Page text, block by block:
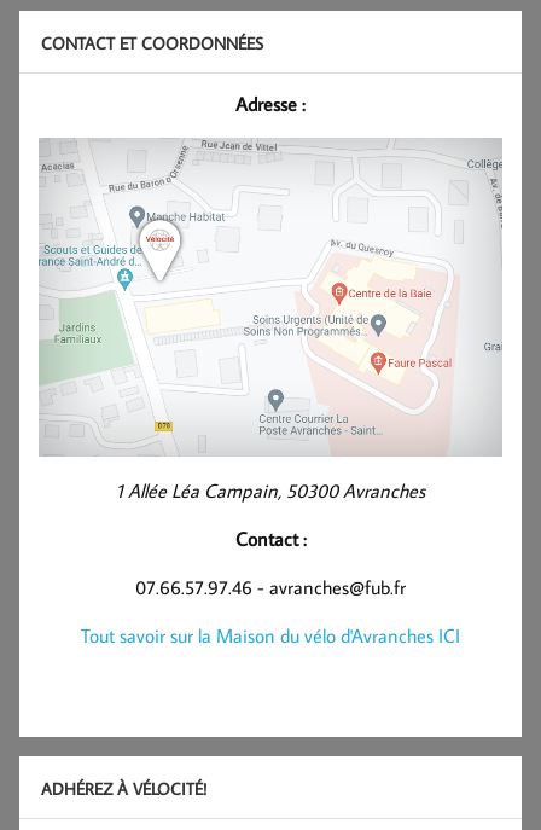
CONTACT ET COORDONNÉES
Adresse :
1 Allée Léa Campain, 50300 Avranches
Contact :
07.66.57.97.46 - avranches@fub.fr
Tout savoir sur la Maison du vélo d'Avranches ICI
ADHÉREZ À VÉLOCITÉ!